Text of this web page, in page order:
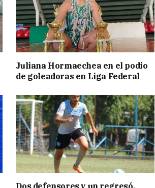
Juliana Hormaechea en el podio
de goleadoras en Liga Federal